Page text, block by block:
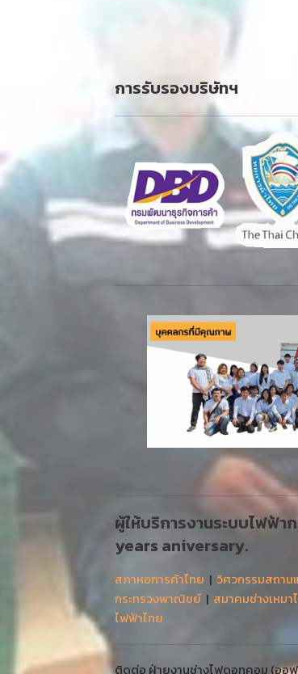
การรับรองบริษัทฯ
ผู้ให้บริการงานระบบไฟฟ้า
years aniversary.
สภาหอการค้าไทย | วิศวกรรมสถาน
กระทรวงพาณิชย์| สมาคมช่างเหม
ไฟฟ้าไทย
ติดต่อ ฝ่ายงานช่างไฟดอทคอม (ออ